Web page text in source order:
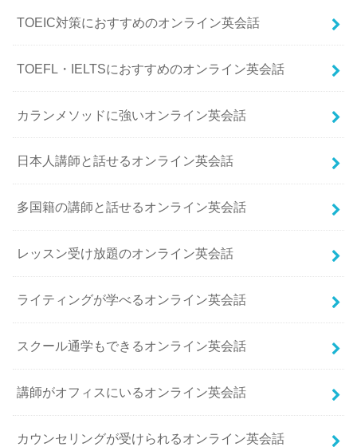
TOEIC対策におすすめのオンライン英会話
TOEFL・IELTSにおすすめのオンライン英会話
カランメソッドに強いオンライン英会話
日本人講師と話せるオンライン英会話
多国籍の講師と話せるオンライン英会話
レッスン受け放題のオンライン英会話
ライティングが学べるオンライン英会話
スクール通学もできるオンライン英会話
講師がオフィスにいるオンライン英会話
カウンセリングが受けられるオンライン英会話